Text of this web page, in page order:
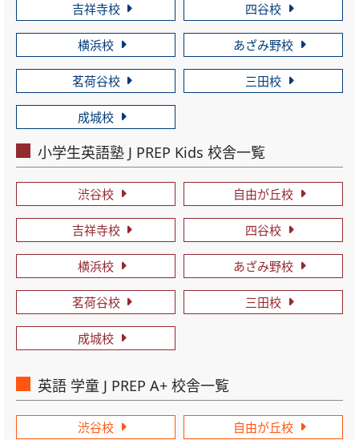
吉祥寺校 四谷校
横浜校 あざみ野校
茗荷谷校 三田校
成城校
小学生英語塾 J PREP Kids 校舎一覧
渋谷校 自由が丘校
吉祥寺校 四谷校
横浜校 あざみ野校
茗荷谷校 三田校
成城校
英語 学童 J PREP A+ 校舎一覧
渋谷校 自由が丘校